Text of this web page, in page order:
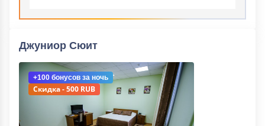
Джуниор Сюит
+100 бонусов за ночь
Скидка - 500 RUB